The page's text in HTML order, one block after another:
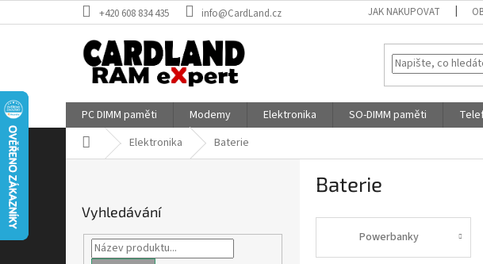
na
+420 608 834 435 info@CardLand.cz JAK NAKUPOVAT
PC DIMM paměti Modemy Elektronika SO-DIMM paměti
Domů Elektronika Baterie
Vyhledávání
Baterie
Powerbanky